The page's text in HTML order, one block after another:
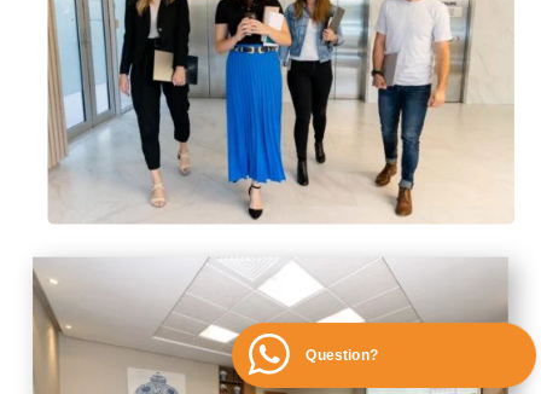
Question?